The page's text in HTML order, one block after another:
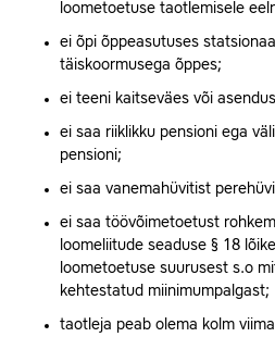
loometoetuse taotlemisele
ei õpi õppeasutuses
täiskoormusega õppes;
ei teeni kaitseväes või
ei saa riiklikku pensioni ega
pensioni;
ei saa vanemahüvitist
ei saa töövõimetoetust
loomeliitude seaduse § 18
loometoetuse suurusest s.o
kehtestatud miinimumpalgast;
taotleja peab olema kolm